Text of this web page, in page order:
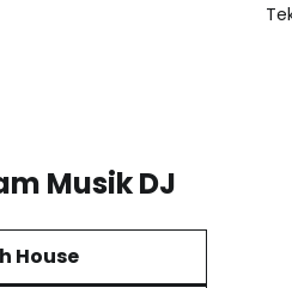
Musik DJ
House